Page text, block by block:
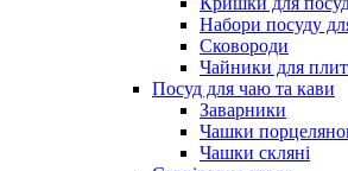
Набори посуду
Сковороди
Чайники для
Посуд для чаю та кави
Заварники
Чашки
Чашки скляні